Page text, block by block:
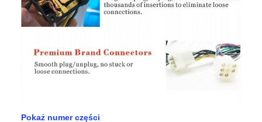
Pokaż numer części